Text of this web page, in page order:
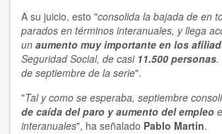
A su juicio, esto "consolida la bajada de en
parados en términos interanuales, y llega
un aumento muy importante en los
Seguridad Social, de casi 11.500 personas.
de septiembre de la serie".
"Tal y como se esperaba, septiembre
de caída del paro y aumento del empleo
interanuales", ha señalado Pablo Martín.